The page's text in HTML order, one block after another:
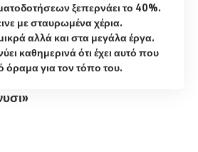
ξεπερνάει το 40%.
με σταυρωμένα χέρια.
αλλά και στα μεγάλα έργα.
καθημερινά ότι έχει αυτό που
όραμα για τον τόπο του.